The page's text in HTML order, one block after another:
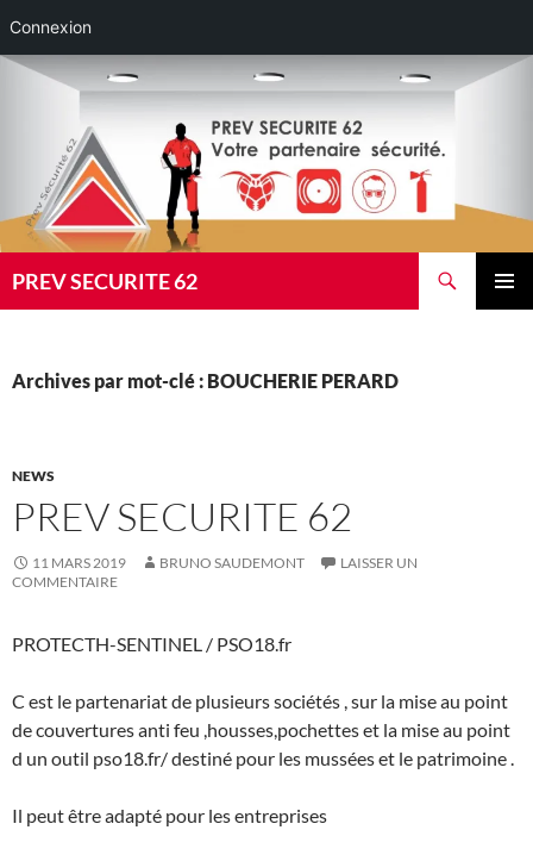
Connexion
Aller
PREV SECURITE 62
Archives par mot-clé : BOUCHERIE PERARD
NEWS
PREV SECURITE 62
11 MARS 2019 BRUNO SAUDEMONT
LAISSER UN
COMMENTAIRE
PROTECTH-SENTINEL / PSO18.fr
C est le partenariat de plusieurs sociétés , sur la mise au point
de couvertures anti feu ,housses,pochettes et la mise au point
d un outil pso18.fr/ destiné pour les mussées et le patrimoine .
Il peut être adapté pour les entreprises